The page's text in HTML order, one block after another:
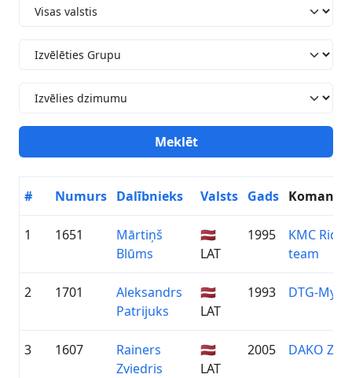
# Numurs Dalībnieks Valsts Gads Komanda
1 1651
Mārtiņš
Blūms
🇱🇻
LAT
1995
KMC
team
2 1701
Aleksandrs
Patrijuks
🇱🇻
LAT
1993 DTG-
3 1607
Rainers
Zviedris
🇱🇻
LAT
2005 DAKO